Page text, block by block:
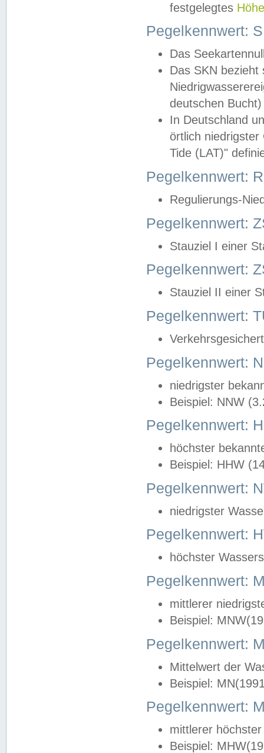
festgelegtes
Pegelkennwert:
Das
Das SKN
deutschen
In Deutschland
örtlich
Tide (LAT)"
Pegelkennwert:
Regulierungs-
Pegelkennwert:
Stauziel I einer
Pegelkennwert:
Stauziel II einer
Pegelkennwert:
Pegelkennwert:
niedrigster
Beispiel: NNW
Pegelkennwert:
höchster
Beispiel: HHW
Pegelkennwert:
niedrigster
Pegelkennwert:
höchster
Pegelkennwert:
mittlerer
Beispiel:
Pegelkennwert:
Mittelwert der
Beispiel:
Pegelkennwert:
mittlerer
Beispiel: